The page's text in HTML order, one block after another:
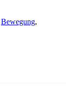
Bewegung,